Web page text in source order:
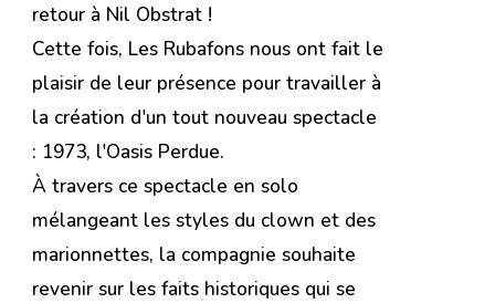
retour à Nil Obstrat !
Cette fois, Les Rubafons nous ont fait le
plaisir de leur présence pour travailler à
la création d'un tout nouveau spectacle
: 1973, l'Oasis Perdue.
À travers ce spectacle en solo
mélangeant les styles du clown et des
marionnettes, la compagnie souhaite
revenir sur les faits historiques qui se